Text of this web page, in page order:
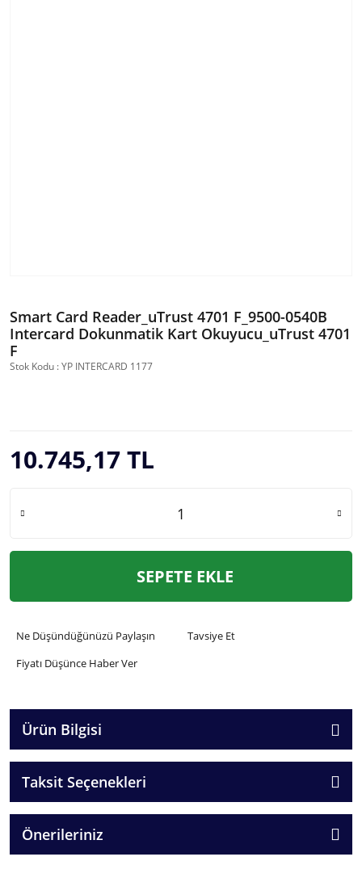
Smart Card Reader_uTrust 4701 F_9500-0540B
Intercard Dokunmatik Kart Okuyucu_uTrust 4701
F
Stok Kodu : YP INTERCARD 1177
10.745,17 TL
SEPETE EKLE
Ne Düşündüğünüzü Paylaşın
Tavsiye Et
Fiyatı Düşünce Haber Ver
Ürün Bilgisi
Taksit Seçenekleri
Önerileriniz